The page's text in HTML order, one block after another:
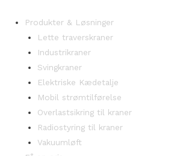
Produkter & Løsninger
Lette traverskraner
Industrikraner
Svingkraner
Elektriske Kædetalje
Mobil strømtilførelse
Overlastsikring til kraner
Radiostyring til kraner
Vakuumløft